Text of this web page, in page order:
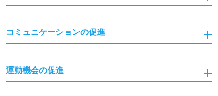
コミュニケーションの促進
運動機会の促進